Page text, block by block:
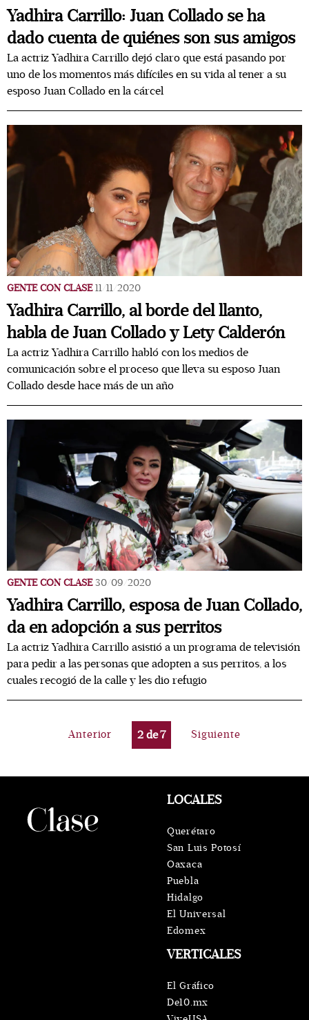
Yadhira Carrillo: Juan Collado se ha
dado cuenta de quiénes son sus amigos
La actriz Yadhira Carrillo dejó claro que está pasando por
uno de los momentos más difíciles en su vida al tener a su
esposo Juan Collado en la cárcel
GENTE CON CLASE 11/11/2020
Yadhira Carrillo, al borde del llanto,
habla de Juan Collado y Lety Calderón
La actriz Yadhira Carrillo habló con los medios de
comunicación sobre el proceso que lleva su esposo Juan
Collado desde hace más de un año
GENTE CON CLASE 30/09/2020
Yadhira Carrillo, esposa de Juan Collado,
da en adopción a sus perritos
La actriz Yadhira Carrillo asistió a un programa de televisión
para pedir a las personas que adopten a sus perritos, a los
cuales recogió de la calle y les dio refugio
Anterior 2 de7 Siguiente
VERTICALES
El Gráfico
De10.mx
LOCALES
Querétaro
San Luis Potosí
Oaxaca
Puebla
Hidalgo
El Universal
Edomex